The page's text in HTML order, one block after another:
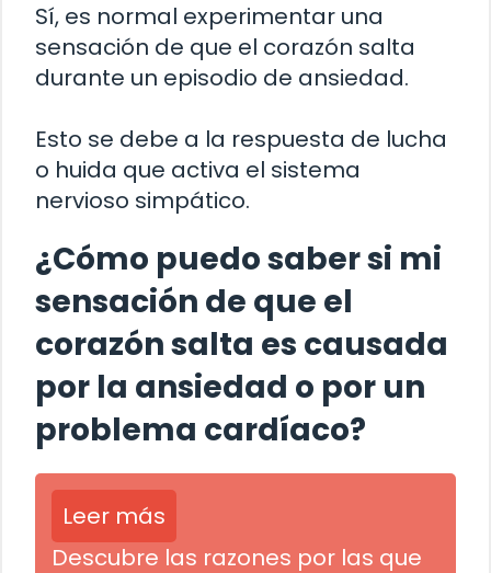
Sí, es normal experimentar una
sensación de que el corazón salta
durante un episodio de ansiedad.
Esto se debe a la respuesta de lucha
o huida que activa el sistema
nervioso simpático.
¿Cómo puedo saber si mi
sensación de que el
corazón salta es causada
por la ansiedad o por un
problema cardíaco?
Leer más
Descubre las razones por las que